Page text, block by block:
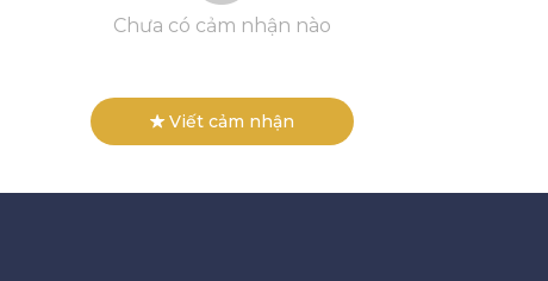
Chưa có cảm nhận nào
Viết cảm nhận